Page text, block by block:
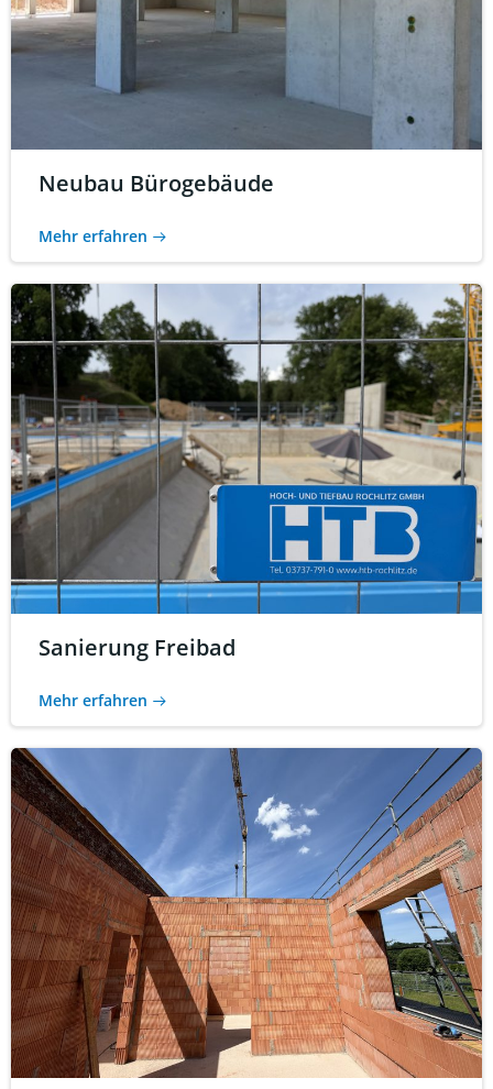
Neubau Bürogebäude
Mehr erfahren
Sanierung Freibad
Mehr erfahren